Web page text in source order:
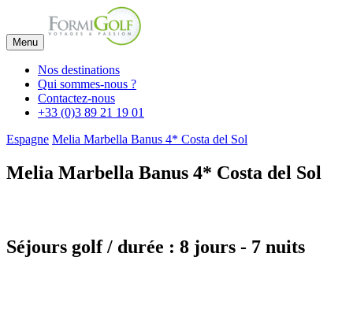
Menu
Nos destinations
Qui sommes-nous ?
Contactez-nous
+33 (0)3 89 21 19 01
Espagne Melia Marbella Banus 4* Costa del Sol
Melia Marbella Banus 4* Costa del Sol
Séjours golf / durée : 8 jours - 7 nuits